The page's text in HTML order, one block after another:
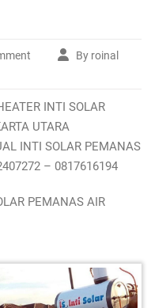
By roinal
INTI SOLAR
UTARA
INTI SOLAR PEMANAS
– 0817616194
PEMANAS AIR